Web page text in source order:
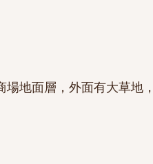
場地面層，外面有大草地